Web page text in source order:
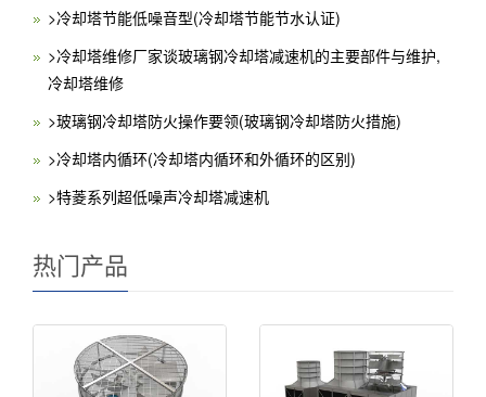
>冷却塔节能低噪音型(冷却塔节能节水认证)
>冷却塔维修厂家谈玻璃钢冷却塔减速机的主要部件与维护,
冷却塔维修
>玻璃钢冷却塔防火操作要领(玻璃钢冷却塔防火措施)
>冷却塔内循环(冷却塔内循环和外循环的区别)
>特菱系列超低噪声冷却塔减速机
热门产品